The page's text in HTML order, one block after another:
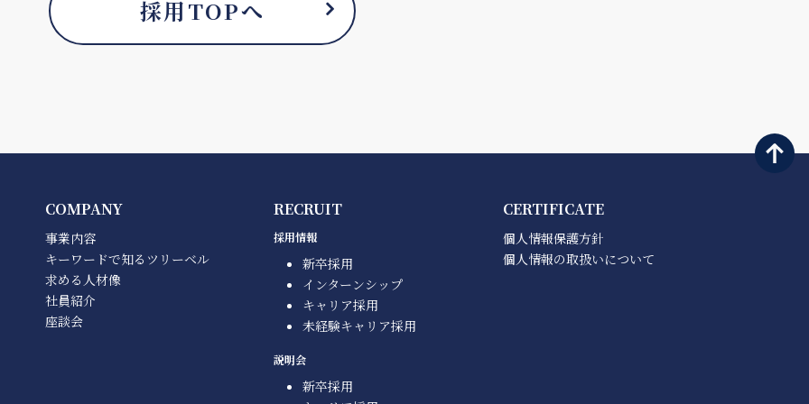
採用TOPへ
COMPANY
事業内容
キーワードで知るツリーベル
求める人材像
社員紹介
座談会
RECRUIT
採用情報
新卒採用
インターンシップ
キャリア採用
未経験キャリア採用
説明会
新卒採用
CERTIFICATE
個人情報保護方針
個人情報の取扱いについて